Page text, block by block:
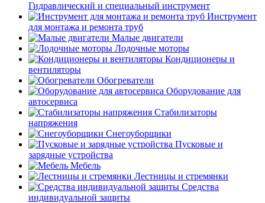
Гидравлический и специальный инструмент
Инструмент
для монтажа и ремонта труб
Малые двигатели
Лодочные моторы
Кондиционеры и
вентиляторы
Обогреватели
Оборудование для
автосервиса
Стабилизаторы
напряжения
Снегоуборщики
Пусковые и
зарядные устройства
Мебель
Лестницы и стремянки
Средства
индивидуальной защиты